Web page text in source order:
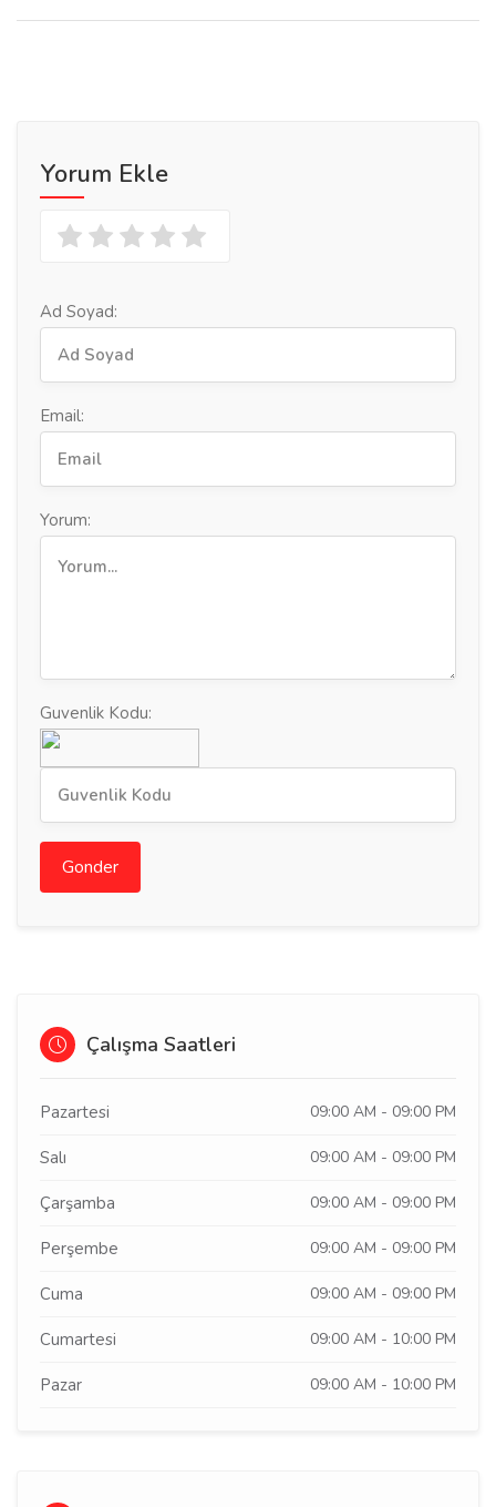
Yorum Ekle
Ad Soyad:
Email:
Yorum:
Guvenlik Kodu:
Gonder
Çalışma Saatleri
Pazartesi 09:00 AM - 09:00 PM
Salı 09:00 AM - 09:00 PM
Çarşamba 09:00 AM - 09:00 PM
Perşembe 09:00 AM - 09:00 PM
Cuma 09:00 AM - 09:00 PM
Cumartesi 09:00 AM - 10:00 PM
Pazar 09:00 AM - 10:00 PM